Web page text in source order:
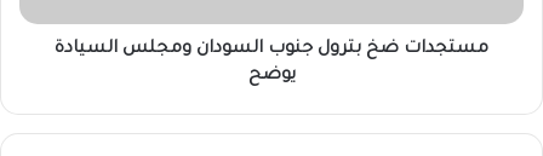
مستجدات ضخ بترول جنوب السودان ومجلس السيادة
يوضح